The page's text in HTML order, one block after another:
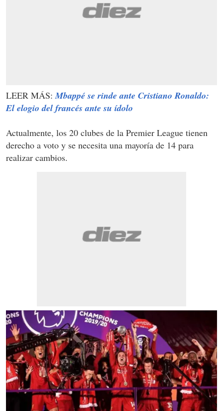
LEER MÁS: Mbappé se rinde ante Cristiano Ronaldo:
El elogio del francés ante su ídolo
Actualmente, los 20 clubes de la Premier League tienen
derecho a voto y se necesita una mayoría de 14 para
realizar cambios.